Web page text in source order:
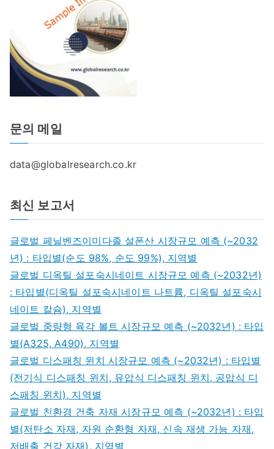
문의 메일
data@globalresearch.co.kr
최신 보고서
글로벌 페닐벤즈이미다졸 설폰산 시장규모 예측 (~2032
년) : 타입별(순도 98%, 순도 99%), 지역별
글로벌 디옥틸 설포숙시네이트 시장규모 예측 (~2032년)
: 타입별(디옥틸 설포숙시네이트 나트륨, 디옥틸 설포숙시
네이트 칼슘), 지역별
글로벌 중량형 육각 볼트 시장규모 예측 (~2032년) : 타입
별(A325, A490), 지역별
글로벌 디스패칭 윈치 시장규모 예측 (~2032년) : 타입별
(전기식 디스패칭 윈치, 유압식 디스패칭 윈치, 공압식 디
스패칭 윈치), 지역별
글로벌 친환경 건축 자재 시장규모 예측 (~2032년) : 타입
별(저탄소 자재, 자원 순환형 자재, 신속 재생 가능 자재,
저배출 건강 자재), 지역별